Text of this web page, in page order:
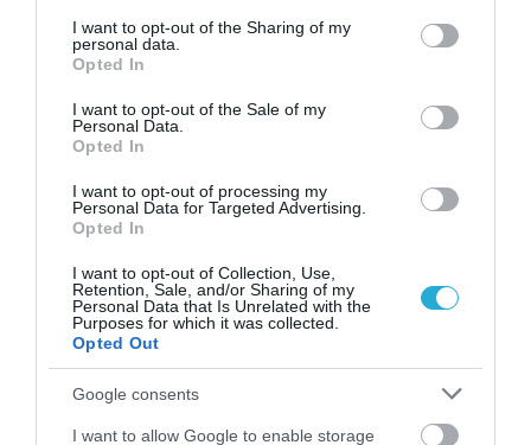
not limited to your visit or usage behaviour. You may click to
grant or deny consent to Google and its third-party tags to
use your data for below specified purposes in below Google
consent section.
I want to opt-out of the Sharing of my
personal data.
Opted In
I want to opt-out of the Sale of my
Personal Data.
Opted In
I want to opt-out of processing my
Personal Data for Targeted Advertising.
Opted In
I want to opt-out of Collection, Use,
Retention, Sale, and/or Sharing of my
Personal Data that Is Unrelated with the
Purposes for which it was collected.
Opted Out
Google consents
I want to allow Google to enable storage
δραστηριότητας και χαμηλότερων
καρδιαγγειακών συμβαμάτων και
καρδιαγγειακού θανάτου.
Οι 7 απλοί κανόνες παρέχουν ένα απλό
αλλά ολοκληρωμένο πλαίσιο για την
αντιμετώπιση των πιο επίκαιρων
πρωτογενών συστάσεων πρόληψης
Η επιλογή της καλύτερης στρατηγικής
μείωσης κινδύνου για ασυμπτωματικούς
ασθενείς θα πρέπει πάντα να ξεκινά με
ακριβή αξιολόγηση του κινδύνου, που δεν